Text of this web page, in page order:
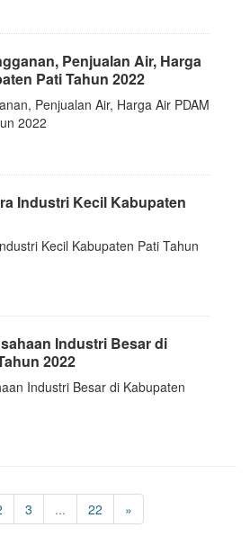
Penjualan Air, Harga
Pati Tahun 2022
Penjualan Air, Harga Air PDAM
2022
Industri Kecil Kabupaten
Kecil Kabupaten Pati Tahun
Industri Besar di
2022
Industri Besar di Kabupaten
3 ... 22 »